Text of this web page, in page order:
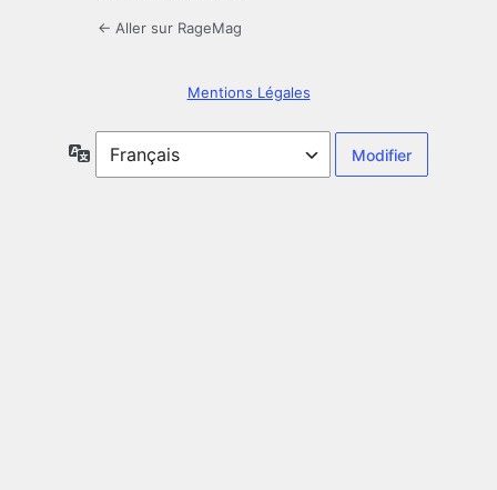
← Aller sur RageMag
Mentions Légales
Langue